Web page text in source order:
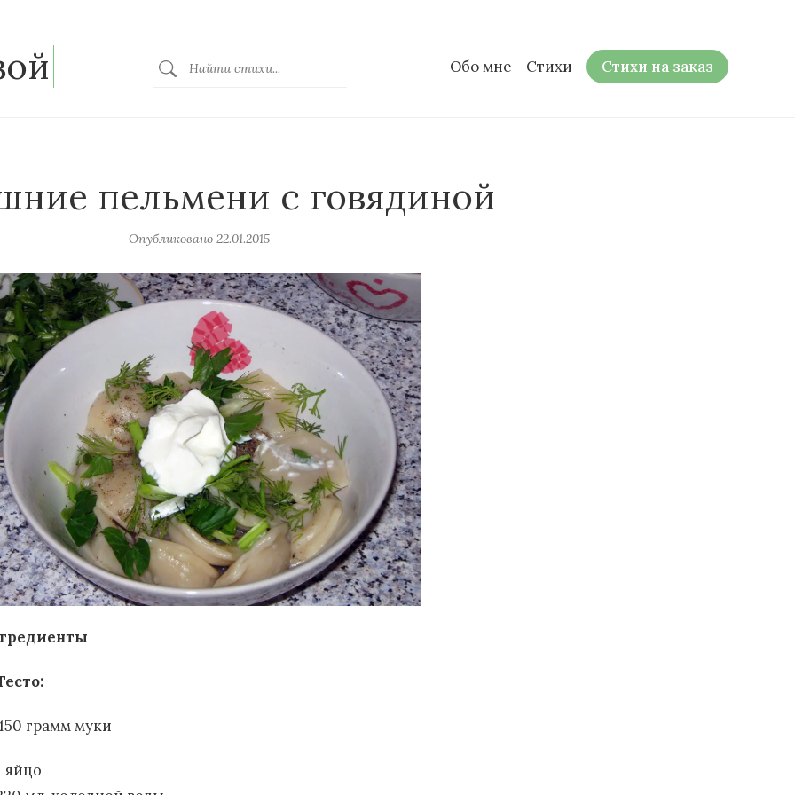
Обо мне Стихи Стихи на заказ
пельмени с говядиной
Опубликовано 22.01.2015
грамм муки
яйцо